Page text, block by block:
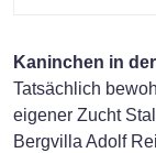
Kaninchen in
Tatsächlich
eigener Zucht
Bergvilla Adolf